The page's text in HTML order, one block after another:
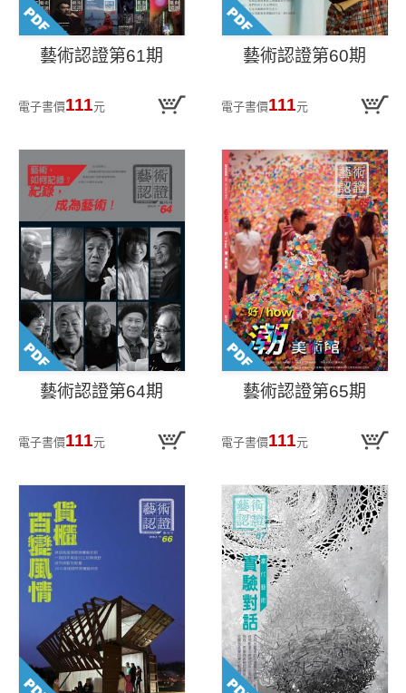
藝術認證第61期
電子書價111元
藝術認證第60期
電子書價111元
藝術認證第64期
電子書價111元
藝術認證第65期
電子書價111元